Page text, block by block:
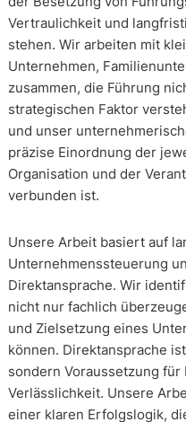
Vertraulichkeit und
stehen. Wir arbeiten mit
Unternehmen,
zusammen, die Führung
strategischen Faktor
und unser
präzise Einordnung der
Organisation und der
verbunden ist.
Unsere Arbeit basiert auf
Unternehmenssteuerung
Direktansprache. Wir
nicht nur fachlich
und Zielsetzung eines
können. Direktansprache
sondern Voraussetzung
Verlässlichkeit. Unsere
einer klaren Erfolgslogik,